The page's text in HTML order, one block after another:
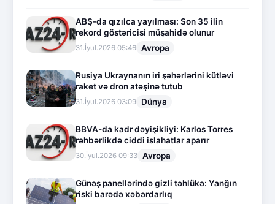
ABŞ-da qızılca yayılması: Son 35 ilin
rekord göstəricisi müşahidə olunur
31.İyul.2026 05:46 Avropa
Rusiya Ukraynanın iri şəhərlərini kütləvi
raket və dron atəşinə tutub
31.İyul.2026 03:09 Dünya
BBVA-da kadr dəyişikliyi: Karlos Torres
rəhbərlikdə ciddi islahatlar aparır
30.İyul.2026 09:33 Avropa
Günəş panellərində gizli təhlükə: Yanğın
riski barədə xəbərdarlıq